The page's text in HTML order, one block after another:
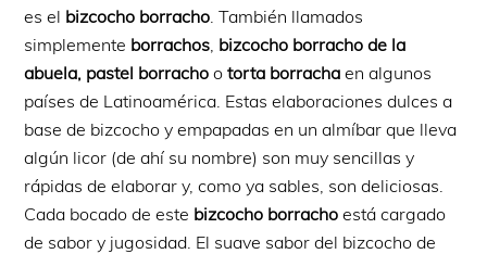
es el bizcocho borracho . También llamados
simplemente borrachos bizcocho borracho de la
abuela, pastel borracho otorta borracha en algunos
países de Latinoamérica. Estas elaboraciones dulces a
base de bizcocho y empapadas en un almíbar que lleva
algún licor (de ahí su nombre) son muy sencillas y
rápidas de elaborar y, como ya sables, son deliciosas.
Cada bocado de este bizcocho borracho está cargado
de sabor y jugosidad. El suave sabor del bizcocho de